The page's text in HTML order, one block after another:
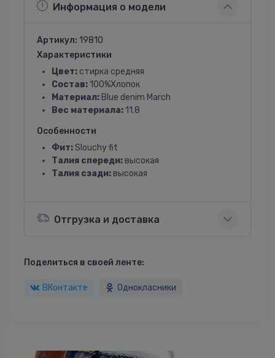
Информация о модели
Артикул: 19810
Характеристики
Цвет: стирка средняя
Состав: 100%Хлопок
Материал: Blue denim March
Вес материала: 11.8
Особенности
Фит:Slouchy fit
Талия спереди: высокая
Талия сзади: высокая
Отгрузка и доставка
Поделиться в своей ленте:
ВКонтакте Однокласники